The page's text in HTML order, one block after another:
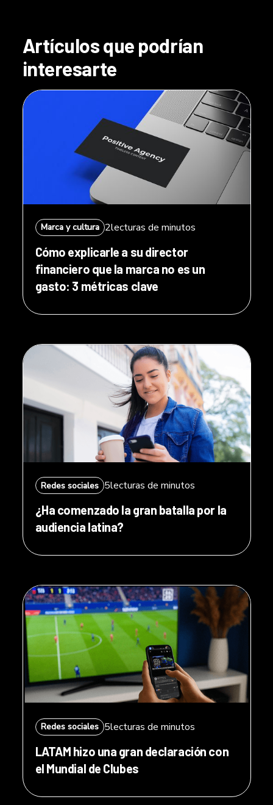
Artículos que podrían
interesarte
Marca y cultura 2lecturas de minutos
Cómo explicarle a su director
financiero que la marca no es un
gasto: 3 métricas clave
Redes sociales 5lecturas de minutos
¿Ha comenzado la gran batalla por la
audiencia latina?
Redes sociales 5lecturas de minutos
LATAM hizo una gran declaración con
el Mundial de Clubes